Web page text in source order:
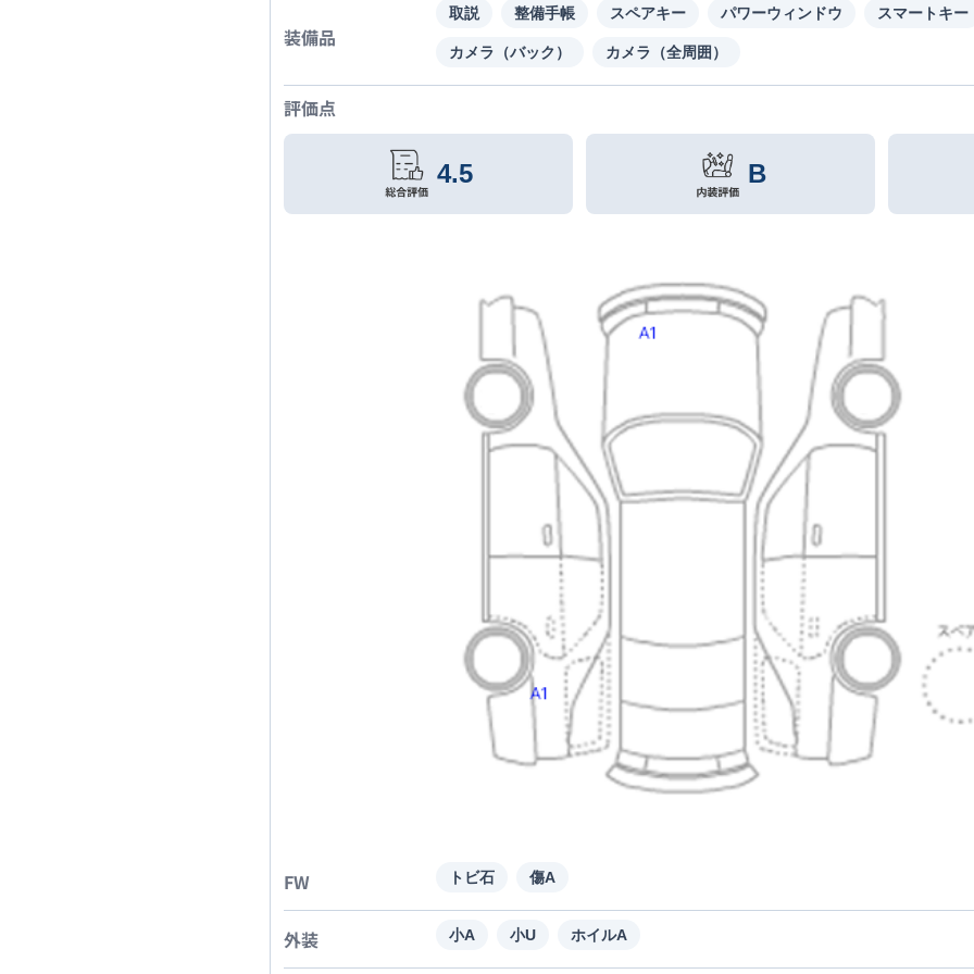
装備品
取説 整備手帳 スペアキー パワーウィンドウ スマートキー
カメラ（バック） カメラ（全周囲）
評価点
4.5 B
FW トビ石 傷A
外装 小A 小U ホイルA